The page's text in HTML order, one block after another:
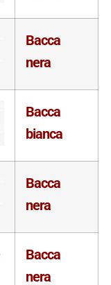
Bacca
nera
Bacca
bianca
Bacca
nera
Bacca
nera